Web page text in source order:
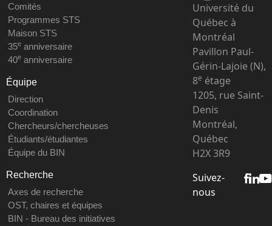
Comités
Programmes STS
Maison STS
35eanniversaire
40eanniversaire
Équipe
Direction
Coordination
Chercheurs/chercheuses
Étudiants/étudiantes
Équipe du BIN
Recherche
Axes de recherche
OST, chaires et équipes
BIN - Bureau des initiatives
Université du
Québec à
Montréal
Pavillon Paul-
Gérin-Lajoie (N),
8e étage
1205, rue Saint-
Denis
Montréal,
Québec
H2X 3R9
Suivez-
nous